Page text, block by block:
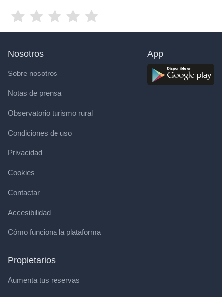
Nosotros
Sobre nosotros
Notas de prensa
Observatorio turismo rural
Condiciones de uso
Privacidad
Cookies
Contactar
Accesibilidad
Cómo funciona la plataforma
Propietarios
Aumenta tus reservas
App